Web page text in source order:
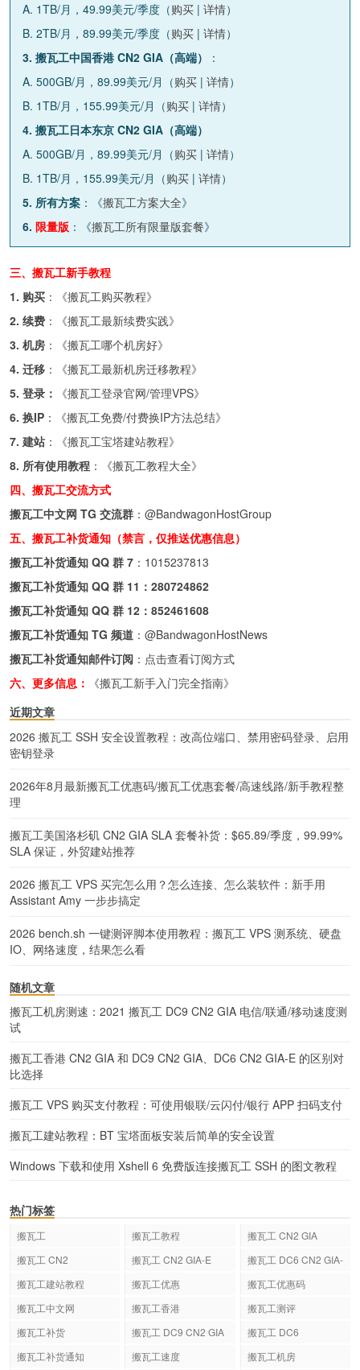
A. 1TB/月，49.99美元/季度（购买 | 详情）
B. 2TB/月，89.99美元/季度（购买 | 详情）
3. 搬瓦工中国香港 CN2 GIA（高端）
：
A. 500GB/月，89.99美元/月（购买 | 详情）
B. 1TB/月，155.99美元/月（购买 | 详情）
4. 搬瓦工日本东京 CN2 GIA（高端）
A. 500GB/月，89.99美元/月（购买 | 详情）
B. 1TB/月，155.99美元/月（购买 | 详情）
5. 所有方案 ：《搬瓦工方案大全》
6. 限量版 ：《搬瓦工所有限量版套餐》
三、搬瓦工新手教程
1. 购买 ：《搬瓦工购买教程》
2. 续费 ：《搬瓦工最新续费实践》
3. 机房 ：《搬瓦工哪个机房好》
4. 迁移 ：《搬瓦工最新机房迁移教程》
5. 登录：
《搬瓦工登录官网/管理VPS》
6. 换IP ：《搬瓦工免费/付费换IP方法总结》
7. 建站 ：《搬瓦工宝塔建站教程》
8. 所有使用教程 ：《搬瓦工教程大全》
四、搬瓦工交流方式
搬瓦工中文网 TG 交流群 ： @BandwagonHostGroup
五、搬瓦工补货通知（禁言，仅推送优惠信息）
搬瓦工补货通知 QQ 群 7 ： 1015237813
搬瓦工补货通知 QQ 群 11： 280724862
搬瓦工补货通知 QQ 群 12： 852461608
搬瓦工补货通知 TG 频道 ： @BandwagonHostNews
搬瓦工补货通知邮件订阅 ： 点击查看订阅方式
六、更多信息：
《搬瓦工新手入门完全指南》
近期文章
2026 搬瓦工 SSH 安全设置教程：改高位端口、禁用密码登录、启用
密钥登录
2026年8月最新搬瓦工优惠码/搬瓦工优惠套餐/高速线路/新手教程整
理
搬瓦工美国洛杉矶 CN2 GIA SLA 套餐补货：$65.89/季度，99.99%
SLA 保证，外贸建站推荐
2026 搬瓦工 VPS 买完怎么用？怎么连接、怎么装软件：新手用
Assistant Amy 一步步搞定
2026 bench.sh 一键测评脚本使用教程：搬瓦工 VPS 测系统、硬盘
IO、网络速度，结果怎么看
随机文章
搬瓦工机房测速：2021 搬瓦工 DC9 CN2 GIA 电信/联通/移动速度测
试
搬瓦工香港 CN2 GIA 和 DC9 CN2 GIA、DC6 CN2 GIA-E 的区别对
比选择
搬瓦工 VPS 购买支付教程：可使用银联/云闪付/银行 APP 扫码支付
搬瓦工建站教程：BT 宝塔面板安装后简单的安全设置
Windows 下载和使用 Xshell 6 免费版连接搬瓦工 SSH 的图文教程
热门标签
搬瓦工 搬瓦工教程
搬瓦工 CN2 GIA
搬瓦工 CN2
搬瓦工 CN2 GIA-E
搬瓦工 DC6 CN2 GIA-
搬瓦工建站教程 搬瓦工优惠
搬瓦工优惠码
搬瓦工中文网
搬瓦工香港
搬瓦工测评
搬瓦工补货
搬瓦工 DC9 CN2 GIA
搬瓦工 DC6
搬瓦工补货通知
搬瓦工速度 搬瓦工机房